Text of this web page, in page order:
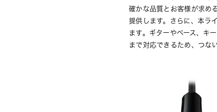
確かな品質とお客様が求め
提供します。さらに、本ラ
ます。ギターやベース、キ
まで対応できるため、つな